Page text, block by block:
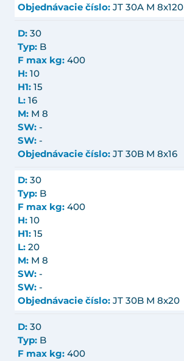
Objednávacie číslo: JT 30A M 8x120
D: 30
Typ: B
F max kg: 400
H: 10
H1: 15
L: 16
M: M 8
SW: -
SW: -
Objednávacie číslo: JT 30B M 8x16
D: 30
Typ: B
F max kg: 400
H: 10
H1: 15
L: 20
M: M 8
SW: -
SW: -
Objednávacie číslo: JT 30B M 8x20
D: 30
Typ: B
F max kg: 400